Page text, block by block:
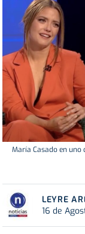
María Casado en uno
LEYRE
16 de